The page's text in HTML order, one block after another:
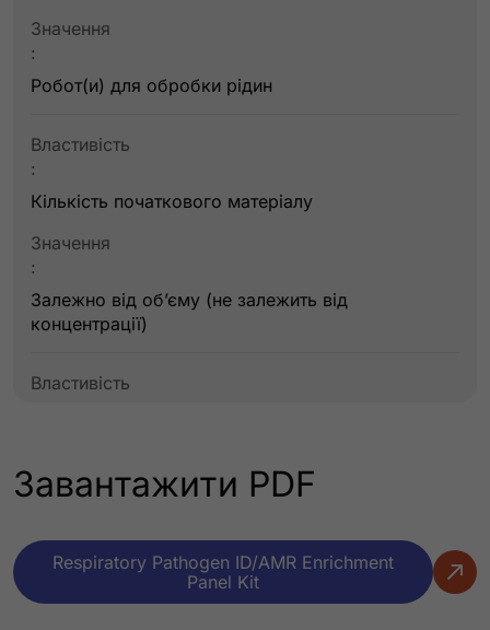
Значення
:
Робот(и) для обробки рідин
Властивість
:
Кількість початкового матеріалу
Значення
:
Залежно від об’єму (не залежить від
концентрації)
Властивість
Значення
Системи: MiSeq, NextSeq 550, MiniSeq, MiSeq
i100 Plus, MiSeq i100
Завантажити PDF
Respiratory Pathogen ID/AMR Enrichment
Panel Kit